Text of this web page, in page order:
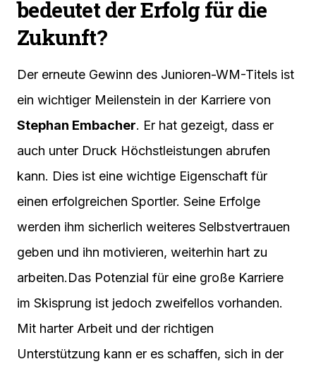
bedeutet der Erfolg für die
Zukunft?
Der erneute Gewinn des Junioren-WM-Titels ist
ein wichtiger Meilenstein in der Karriere von
Stephan Embacher. Er hat gezeigt, dass er
auch unter Druck Höchstleistungen abrufen
kann. Dies ist eine wichtige Eigenschaft für
einen erfolgreichen Sportler. Seine Erfolge
werden ihm sicherlich weiteres Selbstvertrauen
geben und ihn motivieren, weiterhin hart zu
arbeiten.Das Potenzial für eine große Karriere
im Skisprung ist jedoch zweifellos vorhanden.
Mit harter Arbeit und der richtigen
Unterstützung kann er es schaffen, sich in der